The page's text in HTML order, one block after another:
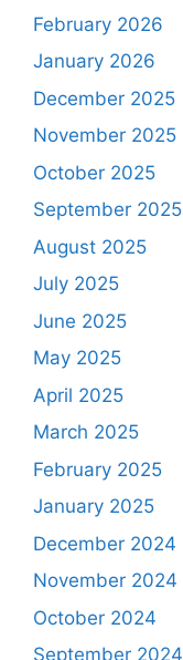
February 2026
January 2026
December 2025
November 2025
October 2025
September 2025
August 2025
July 2025
June 2025
May 2025
April 2025
March 2025
February 2025
January 2025
December 2024
November 2024
October 2024
September 2024